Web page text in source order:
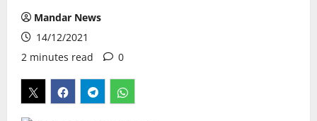
Mandar News
14/12/2021
2 minutes read
0